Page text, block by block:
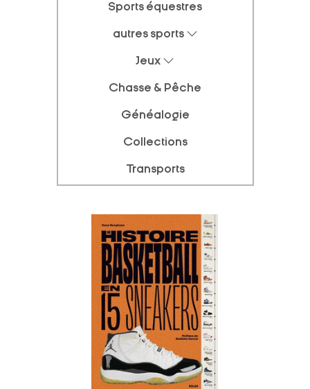
Sports équestres
autres sports
Jeux
Chasse & Pêche
Généalogie
Collections
Transports